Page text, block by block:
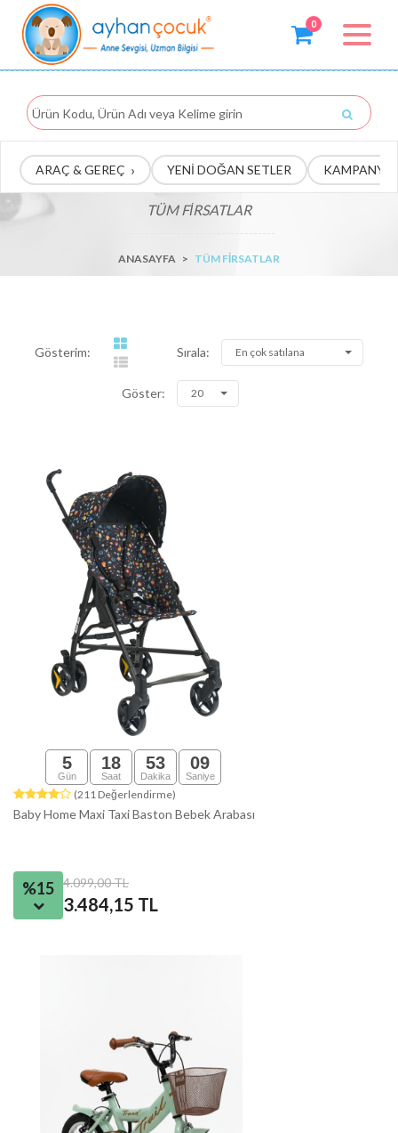
Toggle
0
ARAÇ & GEREÇ › YENİ DOĞAN SETLER
TÜM FİRSATLAR
ANASAYFA > TÜM FIRSATLAR
Gösterim: Sırala: En çok satılana
Göster: 20
5
Gün
18
Saat
53
Dakika
08
Saniye
(211 Değerlendirme)
Baby Home Maxi Taxi Baston Bebek Arabası
%15 4.099,00 TL
3.484,15 TL